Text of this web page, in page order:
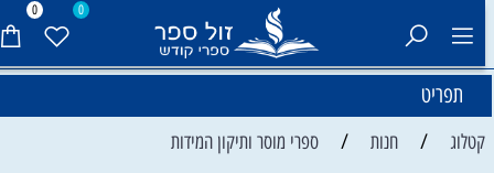
0 0
תפריט
קטלוג / חנות / ספרי מוסר ותיקון המידות